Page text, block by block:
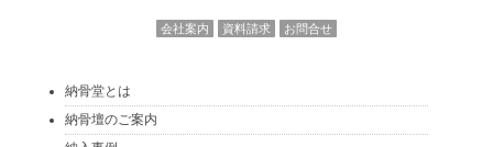
会社案内 資料請求 お問合せ
納骨堂とは
納骨壇のご案内